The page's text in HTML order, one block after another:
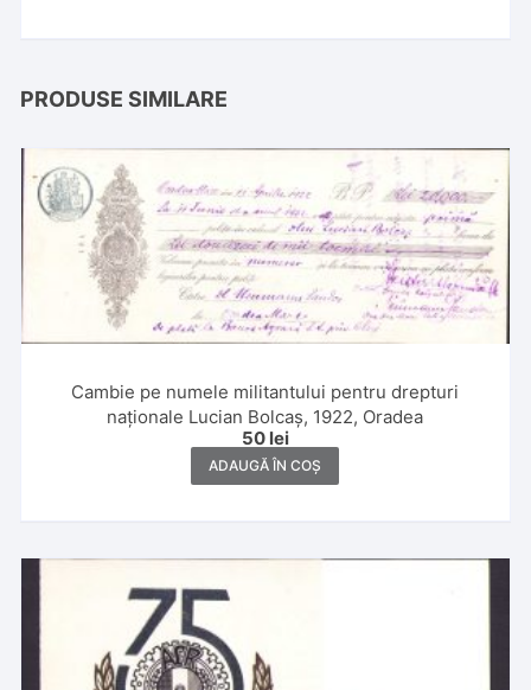
PRODUSE SIMILARE
Cambie pe numele militantului pentru drepturi
naționale Lucian Bolcaș, 1922, Oradea
50 lei
ADAUGĂ ÎN COȘ